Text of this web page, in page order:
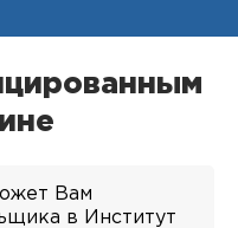
Вам
в Институт